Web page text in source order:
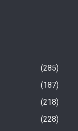
285
187
218
228